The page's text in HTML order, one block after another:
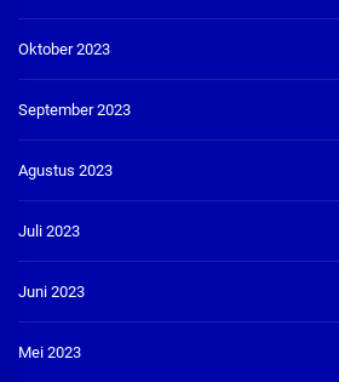
Oktober 2023
September 2023
Agustus 2023
Juli 2023
Juni 2023
Mei 2023